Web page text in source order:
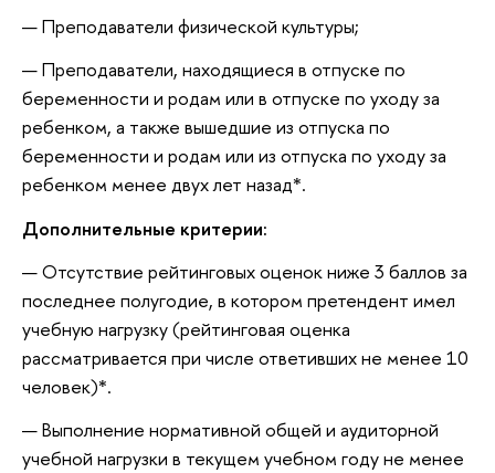
Преподаватели физической культуры;
Преподаватели, находящиеся в отпуске по
беременности и родам или в отпуске по уходу за
ребенком, а также вышедшие из отпуска по
беременности и родам или из отпуска по уходу за
ребенком менее двух лет назад*.
Дополнительные критерии:
Отсутствие рейтинговых оценок ниже 3 баллов за
последнее полугодие, в котором претендент имел
учебную нагрузку (рейтинговая оценка
рассматривается при числе ответивших не менее 10
человек)*.
Выполнение нормативной общей и аудиторной
учебной нагрузки в текущем учебном году не менее